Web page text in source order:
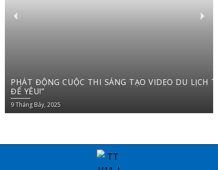
PHÁT ĐỘNG CUỘC THI SÁNG TẠO VIDEO DU LỊCH TRÊN YOUTUBE SHORTS “VIỆT NAM: ĐI
ĐỂ YÊU!”
9 Tháng Bảy, 2025